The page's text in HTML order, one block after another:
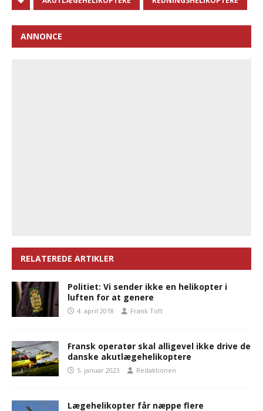
ANNONCE
RELATEREDE ARTIKLER
Politiet: Vi sender ikke en helikopter i
luften for at genere
4. april 2018 Frank Toft
Fransk operatør skal alligevel ikke drive de
danske akutlægehelikoptere
5. januar 2023 Redaktionen
Lægehelikopter får næppe flere